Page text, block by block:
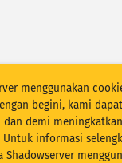
menggunakan
begini, kami
dan demi
Untuk informasi
Shadowserver